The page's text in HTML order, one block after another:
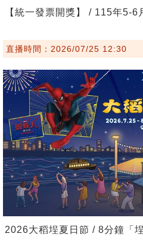
【統一發票開獎】 / 115年5-6
直播時間：2026/07/25 12:30
2026大稻埕夏日節 / 8分鐘「